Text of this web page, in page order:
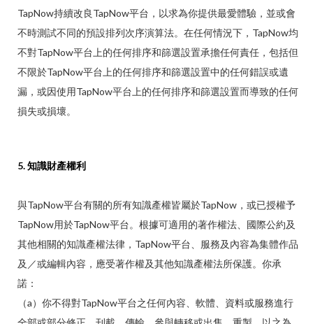
TapNow持續改良TapNow平台，以求為你提供最愛體驗，並或會
不時測試不同的預設排列次序演算法。在任何情況下，TapNow均
不對TapNow平台上的任何排序和篩選設置承擔任何責任，包括但
不限於TapNow平台上的任何排序和篩選設置中的任何錯誤或遺
漏，或因使用TapNow平台上的任何排序和篩選設置而導致的任何
損失或損壞。
5. 知識財產權利
與TapNow平台有關的所有知識產權皆屬於TapNow，或已授權予
TapNow用於TapNow平台。根據可適用的著作權法、國際公約及
其他相關的知識產權法律，TapNow平台、服務及內容為集體作品
及／或編輯內容，應受著作權及其他知識產權法所保護。你承
諾：
（a）你不得對TapNow平台之任何內容、軟體、資料或服務進行